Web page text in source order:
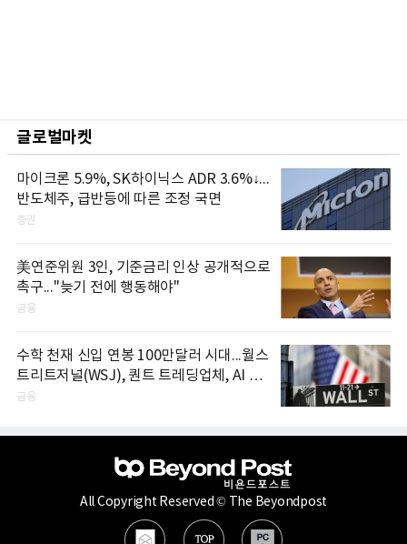
글로벌마켓
마이크론 5.9%, SK하이닉스 ADR 3.6%↓...
반도체주, 급반등에 따른 조정 국면
증권
美연준위원 3인, 기준금리 인상 공개적으로
촉구..."늦기 전에 행동해야"
금융
수학 천재 신입 연봉 100만달러 시대...월스
트리트저널(WSJ), 퀀트 트레딩업체, AI 기
업들 인재 확보 경쟁
금융
All Copyright Reserved © The Beyondpost